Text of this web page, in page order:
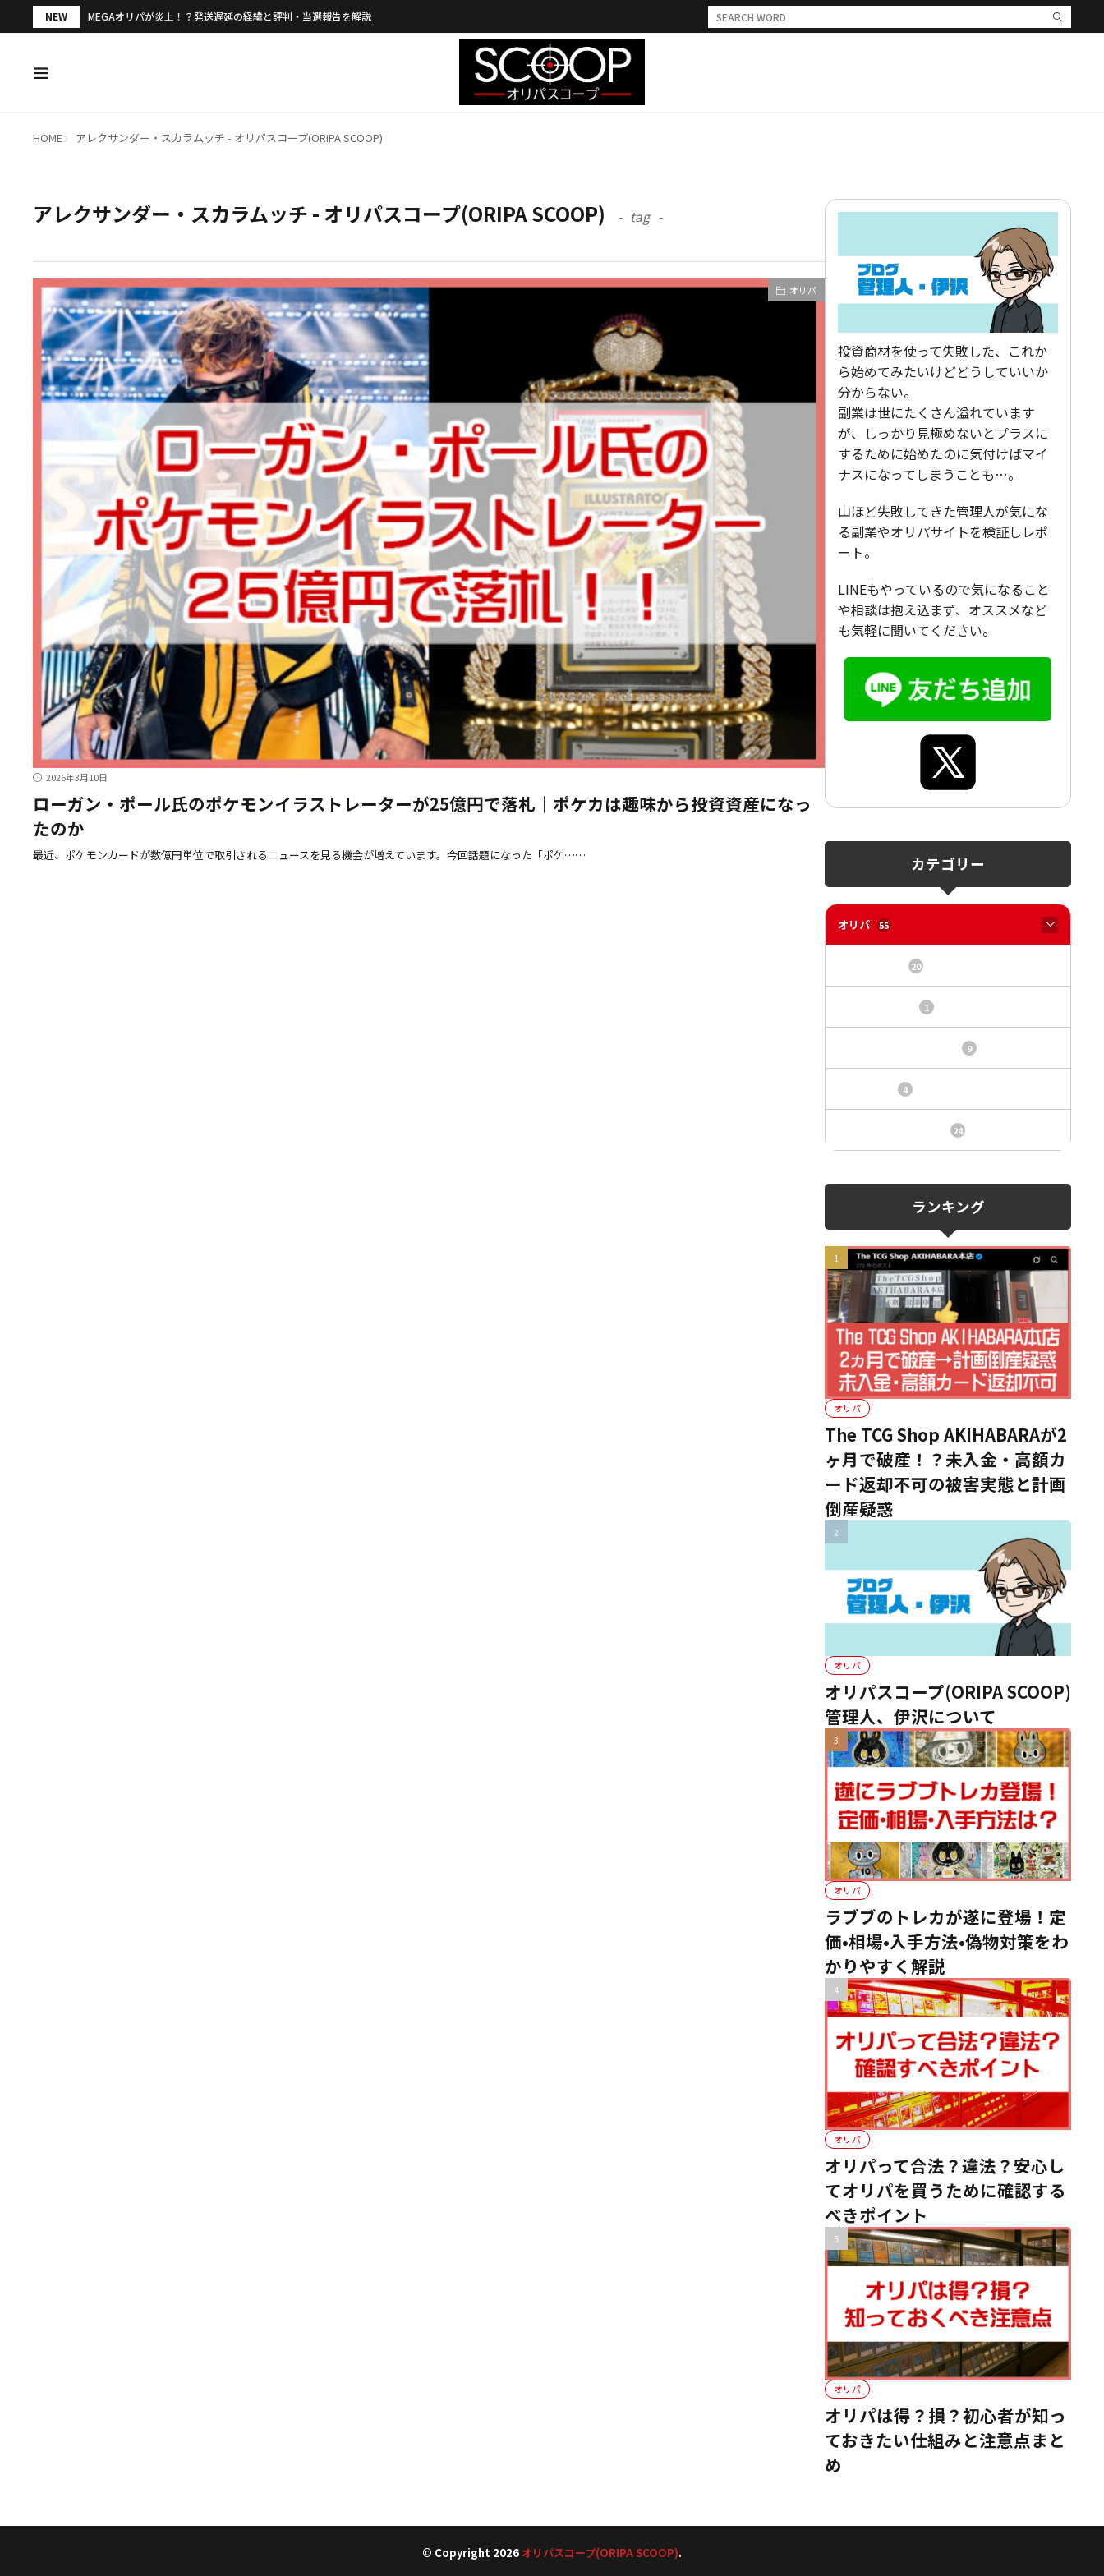
NEW MEGAオリパが炎上！？発送遅延の経緯と評判・当選報告を解説
HOME アレクサンダー・スカラムッチ - オリパスコープ(ORIPA SCOOP)
アレクサンダー・スカラムッチ - オリパスコープ(ORIPA SCOOP) tag
オリパ
2026年3月10日
ローガン・ポール氏のポケモンイラストレーターが25億円で落札｜ポケカは趣味から投資資産になっ
たのか
最近、ポケモンカードが数億円単位で取引されるニュースを見る機会が増えています。今回話題になった「ポケ……
投資商材を使って失敗した、これか
ら始めてみたいけどどうしていいか
分からない。
副業は世にたくさん溢れています
が、しっかり見極めないとプラスに
するために始めたのに気付けばマイ
ナスになってしまうことも…。
山ほど失敗してきた管理人が気にな
る副業やオリパサイトを検証しレポ
ート。
LINEもやっているので気になること
や相談は抱え込まず、オススメなど
も気軽に聞いてください。
カテゴリー
オリパ 55
20
1
9
4
24
ランキング
オリパ
The TCG Shop AKIHABARAが2
ヶ月で破産！？未入金・高額カ
ード返却不可の被害実態と計画
倒産疑惑
オリパ
オリパスコープ(ORIPA SCOOP)
管理人、伊沢について
オリパ
ラブブのトレカが遂に登場！定
価•相場•入手方法•偽物対策をわ
かりやすく解説
オリパ
オリパって合法？違法？安心し
てオリパを買うために確認する
べきポイント
オリパ
オリパは得？損？初心者が知っ
ておきたい仕組みと注意点まと
め
© Copyright 2026 オリパスコープ(ORIPA SCOOP).